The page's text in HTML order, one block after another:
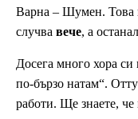
Варна – Шумен. Това
случва вече, а
Досега много хора
по-бързо натам“.
работи. Ще знаете, че